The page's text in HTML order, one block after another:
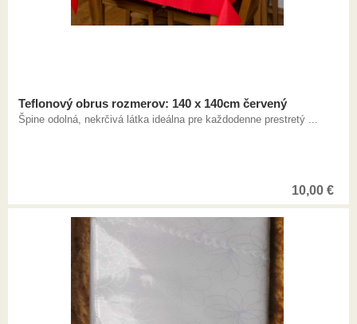
Teflonový obrus rozmerov: 140 x 140cm červený
Špine odolná, nekrčivá látka ideálna pre každodenne prestretý ...
10,00 €